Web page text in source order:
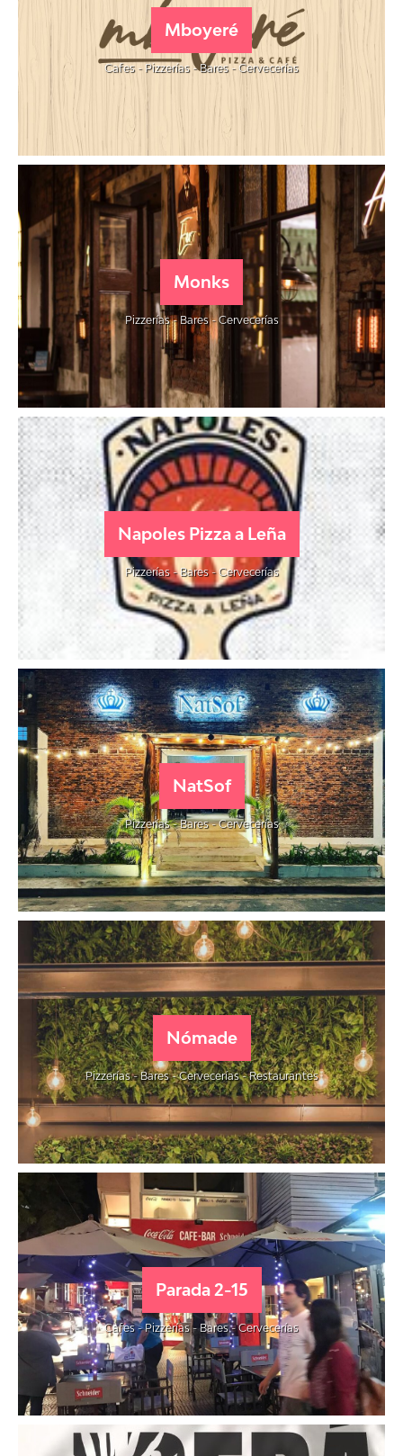
Mboyeré
Cafes - Pizzerías - Bares - Cervecerías
Monks
Pizzerías - Bares - Cervecerías
Napoles Pizza a Leña
Pizzerías - Bares - Cervecerías
NatSof
Pizzerías - Bares - Cervecerías
Nómade
Pizzerías - Bares - Cervecerías - Restaurantes
Parada 2-15
Cafes - Pizzerías - Bares - Cervecerías